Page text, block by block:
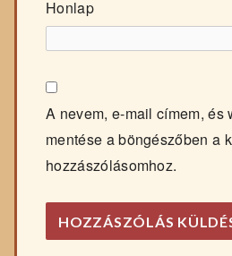
Honlap
A nevem, e-mail címem, és
mentése a böngészőben a
hozzászólásomhoz.